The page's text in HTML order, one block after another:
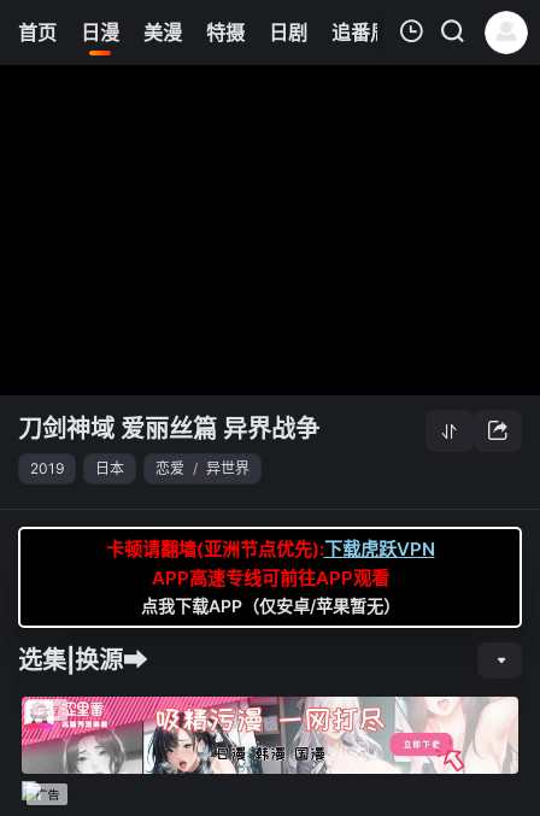
首页 日漫 美漫 特摄 日剧 追番周表 今日更新
6
刀剑神域 爱丽丝篇 异界战争
2019 日本 恋爱 / 异世界
卡顿请翻墙(亚洲节点优先):下载虎跃VPN
APP高速专线可前往APP观看
点我下载APP（仅安卓/苹果暂无）
选集|换源➡